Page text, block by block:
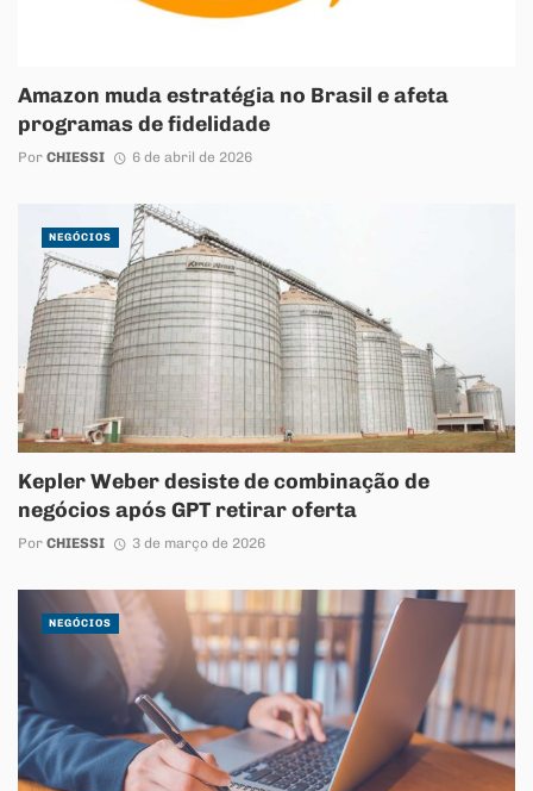
Amazon muda estratégia no Brasil e afeta
programas de fidelidade
Por CHIESSI 6 de abril de 2026
Kepler Weber desiste de combinação de
negócios após GPT retirar oferta
Por CHIESSI 3 de março de 2026
NEGÓCIOS
NEGÓCIOS